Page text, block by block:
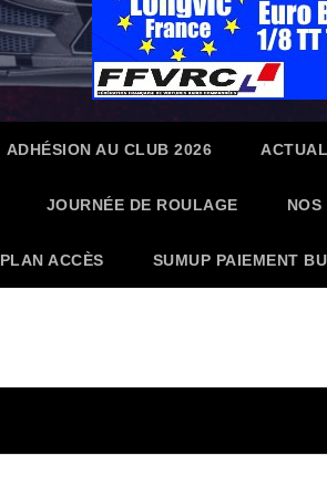
ADHÉSION AU CLUB 2026
JOURNÉE DE ROULAGE NOS
PLAN ACCÈS SUMUP PAIEMENT